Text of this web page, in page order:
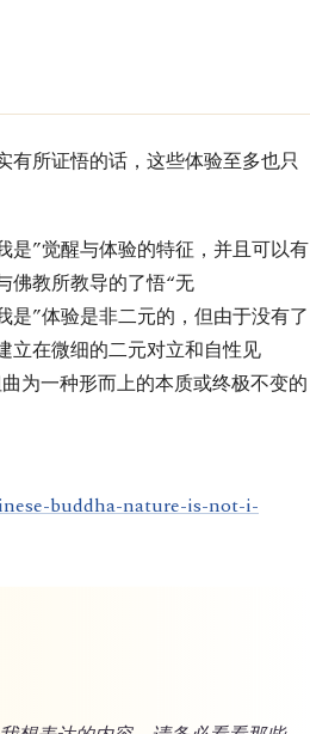
有所证悟的话，这些体验至多也只
是”觉醒与体验的特征，并且可以有
佛教所教导的了悟“无
”体验是非二元的，但由于没有了
立在微细的二元对立和自性见
为一种形而上的本质或终极不变的
buddha-nature-is-not-i-